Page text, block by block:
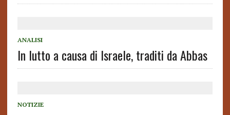
ANALISI
In lutto a causa di Israele, traditi da Abbas
NOTIZIE